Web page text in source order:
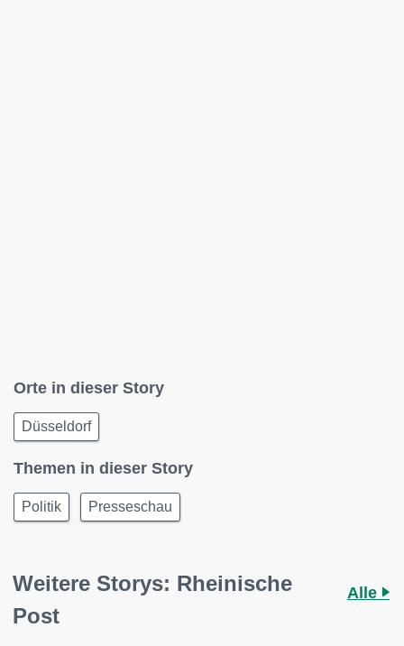
Orte in dieser Story
Düsseldorf
Themen in dieser Story
Politik Presseschau
Weitere Storys: Rheinische
Post
Alle